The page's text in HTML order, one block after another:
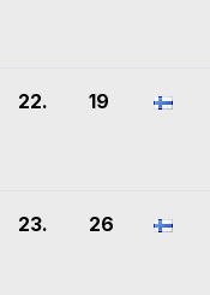
22. 19
23. 26